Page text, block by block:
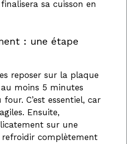
finalisera sa cuisson en
: une étape
reposer sur la plaque
moins 5 minutes
C’est essentiel, car
Ensuite,
sur une
refroidir complètement